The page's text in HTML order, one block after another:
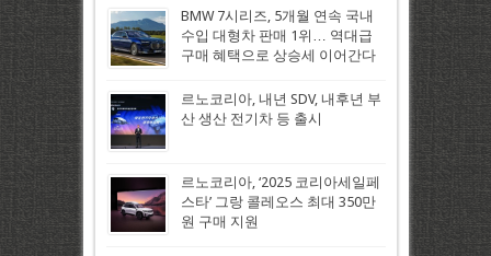
BMW 7시리즈, 5개월 연속 국내
수입 대형차 판매 1위… 역대급
구매 혜택으로 상승세 이어간다
르노코리아, 내년 SDV, 내후년 부
산 생산 전기차 등 출시
르노코리아, ‘2025 코리아세일페
스타’ 그랑 콜레오스 최대 350만
원 구매 지원